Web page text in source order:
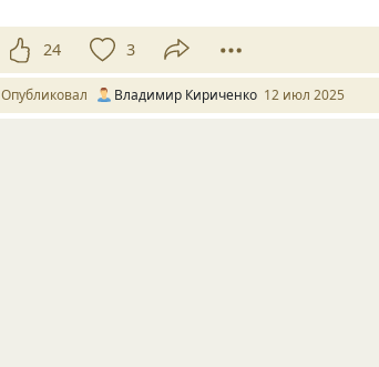
24 3
Опубликовал Владимир Кириченко 12 июл 2025